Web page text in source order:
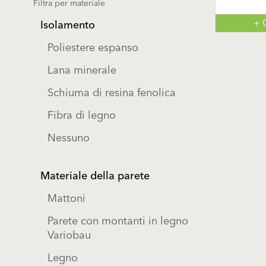
Filtra per materiale
Isolamento
Poliestere espanso
Lana minerale
Schiuma di resina fenolica
Fibra di legno
Nessuno
Materiale della parete
Mattoni
Parete con montanti in legno
Variobau
Legno
+